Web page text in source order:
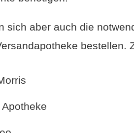
sich aber auch die
bestellen.
Apotheke